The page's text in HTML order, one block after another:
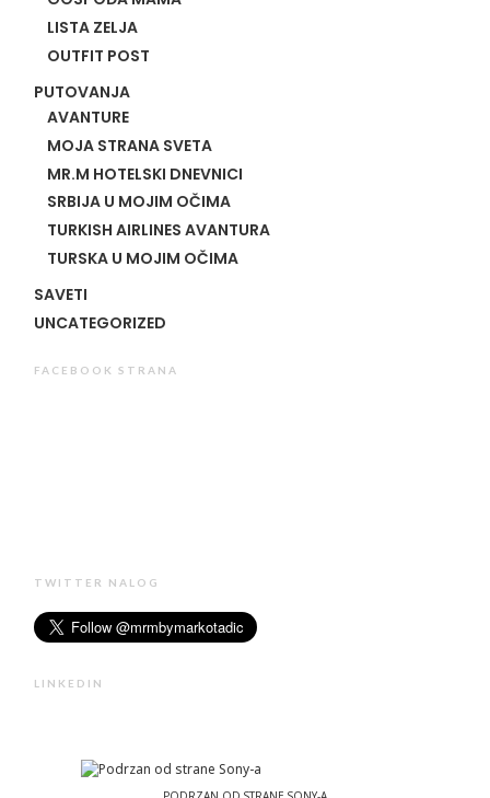
LISTA ZELJA
OUTFIT POST
PUTOVANJA
AVANTURE
MOJA STRANA SVETA
MR.M HOTELSKI DNEVNICI
SRBIJA U MOJIM OČIMA
TURKISH AIRLINES AVANTURA
TURSKA U MOJIM OČIMA
SAVETI
UNCATEGORIZED
FACEBOOK STRANA
TWITTER NALOG
LINKEDIN